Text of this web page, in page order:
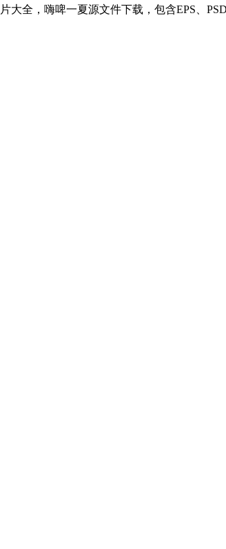
大全，嗨啤一夏源文件下载，包含EPS、